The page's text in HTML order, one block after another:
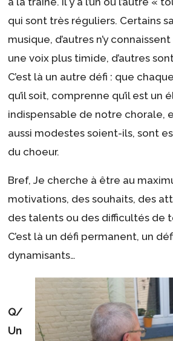
qui sont très réguliers. Certains
musique, d’autres n’y
une voix plus timide, d’autres
C’est là un autre défi : que
qu’il soit, comprenne qu’il est un
indispensable de notre chorale,
aussi modestes soient-ils, sont
du choeur.
Bref, Je cherche à être au
motivations, des souhaits, des
des talents ou des difficultés de
C’est là un défi permanent, un
dynamisants…
Q/
Un